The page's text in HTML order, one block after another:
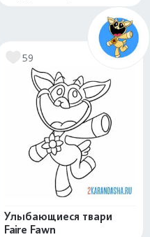
59
Улыбающиеся твари
Faire Fawn